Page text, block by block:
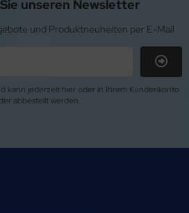
unseren Newsletter
und Produktneuheiten per E-Mail
kann jederzeit hier oder in Ihrem Kundenkonto
abbestellt werden.